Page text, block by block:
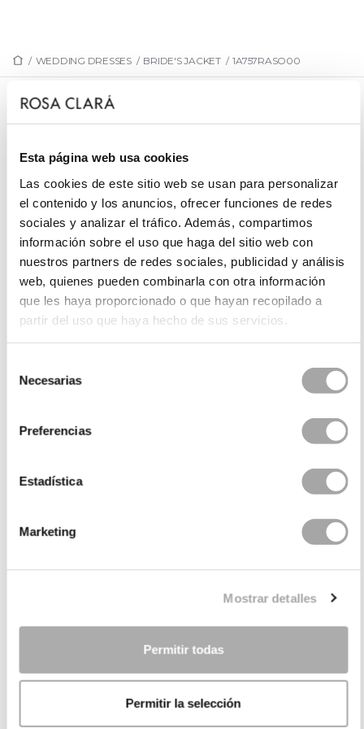
Esta página web usa cookies
Las cookies de este sitio web se usan para personalizar
el contenido y los anuncios, ofrecer funciones de redes
sociales y analizar el tráfico. Además, compartimos
información sobre el uso que haga del sitio web con
nuestros partners de redes sociales, publicidad y análisis
web, quienes pueden combinarla con otra información
que les haya proporcionado o que hayan recopilado a
partir del uso que haya hecho de sus servicios.
Necesarias
Preferencias
Estadística
Marketing
Mostrar detalles
Permitir todas
Permitir la selección
/ WEDDING DRESSES / BRIDE'S JACKET / 1A757RASO00
1A757RASO00
REQUEST AN APPOINTMENT
POINTS OF SALE